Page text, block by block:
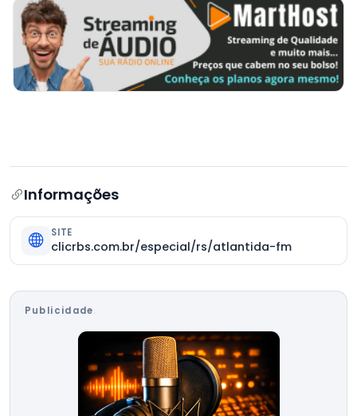
Informações
SITE
clicrbs.com.br/especial/rs/atlantida-fm
Publicidade